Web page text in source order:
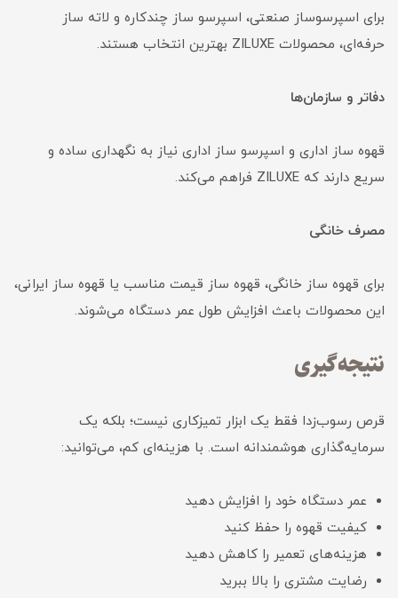
برای اسپرسوساز صنعتی، اسپرسو ساز چندکاره و لاته ساز
حرفه‌ای، محصولات ZILUXE بهترین انتخاب هستند.
دفاتر و سازمان‌ها
قهوه ساز اداری و اسپرسو ساز اداری نیاز به نگهداری ساده و
سریع دارند که ZILUXE فراهم می‌کند.
مصرف خانگی
برای قهوه ساز خانگی، قهوه ساز قیمت مناسب یا قهوه ساز ایرانی،
این محصولات باعث افزایش طول عمر دستگاه می‌شوند.
نتیجه‌گیری
قرص رسوب‌زدا فقط یک ابزار تمیزکاری نیست؛ بلکه یک
سرمایه‌گذاری هوشمندانه است. با هزینه‌ای کم، می‌توانید:
عمر دستگاه خود را افزایش دهید
کیفیت قهوه را حفظ کنید
هزینه‌های تعمیر را کاهش دهید
رضایت مشتری را بالا ببرید